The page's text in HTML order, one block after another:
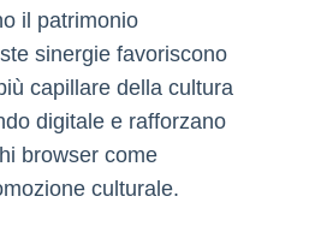
il patrimonio
sinergie favoriscono
capillare della cultura
digitale e rafforzano
browser come
culturale.